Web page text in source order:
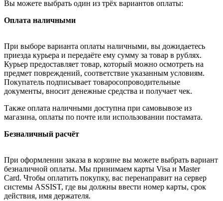
Вы можете выбрать один из трёх вариантов оплаты:
Оплата наличными
При выборе варианта оплаты наличными, вы дожидаетесь
приезда курьера и передаёте ему сумму за товар в рублях.
Курьер предоставляет товар, который можно осмотреть на
предмет повреждений, соответствие указанным условиям.
Покупатель подписывает товаросопроводительные
документы, вносит денежные средства и получает чек.
Также оплата наличными доступна при самовывозе из
магазина, оплаты по почте или использовании постамата.
Безналичный расчёт
При оформлении заказа в корзине вы можете выбрать вариант
безналичной оплаты. Мы принимаем карты Visa и Master
Card. Чтобы оплатить покупку, вас перенаправит на сервер
системы ASSIST, где вы должны ввести номер карты, срок
действия, имя держателя.